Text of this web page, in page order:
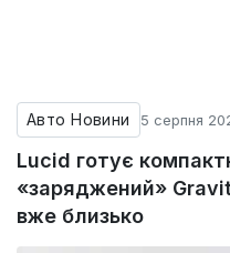
Авто Новини 5 серпня
Lucid готує
«заряджений»
вже близько